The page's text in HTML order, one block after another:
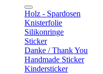
Holz - Spardosen
Knisterfolie
Silikonringe
Sticker
Danke / Thank You
Handmade Sticker
Kindersticker